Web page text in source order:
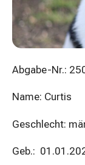
Abgabe-Nr.:
Name: Curtis
Geschlecht:
Geb.: